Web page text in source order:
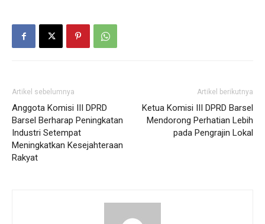
Artikel sebelumnya
Anggota Komisi III DPRD
Barsel Berharap Peningkatan
Industri Setempat
Meningkatkan Kesejahteraan
Rakyat
Artikel berikutnya
Ketua Komisi III DPRD Barsel
Mendorong Perhatian Lebih
pada Pengrajin Lokal